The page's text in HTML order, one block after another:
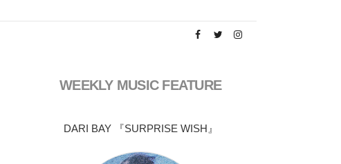
WEEKLY MUSIC FEATURE
DARI BAY 『SURPRISE WISH』